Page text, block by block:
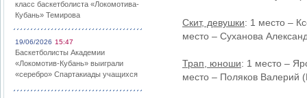
класс баскетболиста «Локомотива-
Кубань» Темирова
19/06/2026 15:47
Баскетболисты Академии
«Локомотив-Кубань» выиграли
«серебро» Спартакиады учащихся
Скит, девушки: 1 место –
место – Суханова
Трап, юноши: 1 место –
место – Поляков Валерий